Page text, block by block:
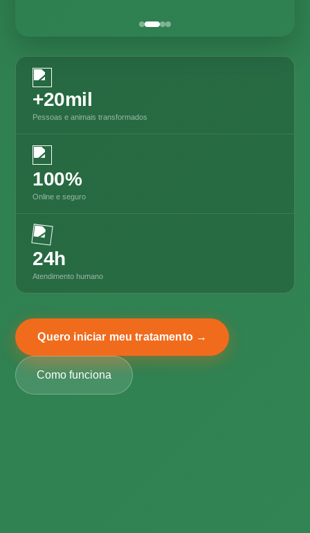
+20mil
Pessoas e animais transformados
100%
Online e seguro
24h
Atendimento humano
Quero iniciar meu tratamento →
Como funciona